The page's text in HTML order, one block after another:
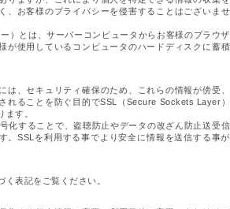
、お客様のプライバシーを侵害することはございませ
）とは、サーバーコンピュータからお客様のブラウザ
が使用しているコンピュータのハードディスクに蓄積
は、セキュリティ確保のため、これらの情報が傍受、
れることを防ぐ目的でSSL（Secure Sockets Layer）
ます。
化することで、盗聴防止やデータの改ざん防止送受信
。SSLを利用する事でより安全に情報を送信する事が
く表記をご覧ください。